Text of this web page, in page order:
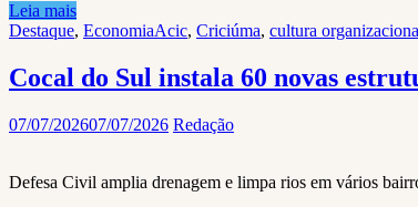
Leia mais
Destaque, EconomiaAcic, Criciúma, cultura
Cocal do Sul instala 60 novas
07/07/202607/07/2026 Redação
Defesa Civil amplia drenagem e limpa rios em vários